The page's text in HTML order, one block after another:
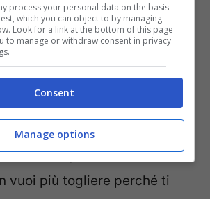
seguono il ritmo lento della casa –
che, una volta
vuoi più togliere perché ti
process your personal data on the basis
which you can object to by managing
Look for a link at the bottom of this page
to manage or withdraw consent in privacy
Consent
Manage options